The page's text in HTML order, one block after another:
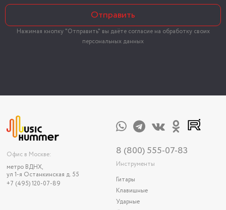
Отправить
Нажимая кнопку "Отправить" вы даёте согласие на обработку своих
персональных данных
Офис в Москве:
метро ВДНХ,
ул 1-я Останкинская д. 55
+7 (495) 120-07-89
8 (800) 555-07-83
Инструменты
Гитары
Клавишные
Ударные